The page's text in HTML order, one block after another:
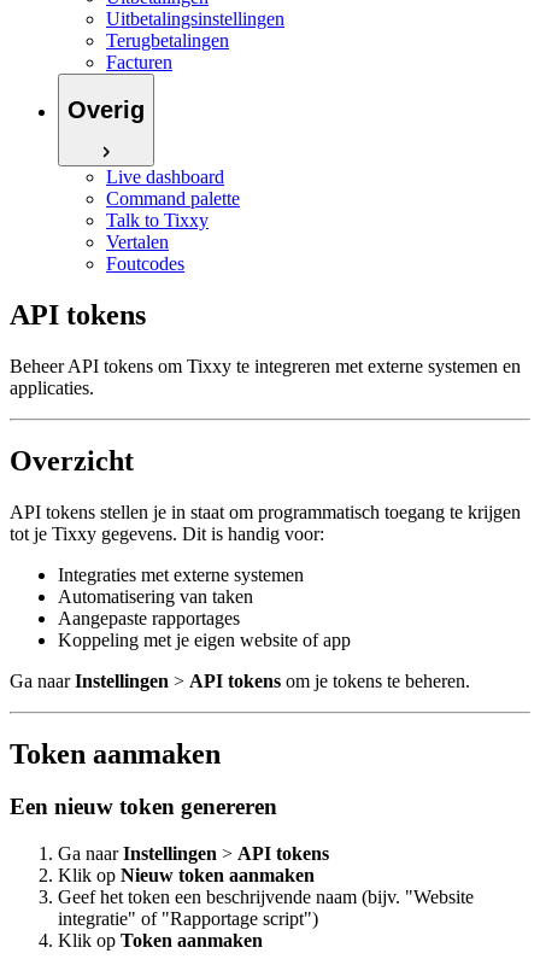
Uitbetalingsinstellingen
Terugbetalingen
Facturen
Overig
Live dashboard
Command palette
Talk to Tixxy
Vertalen
Foutcodes
API tokens
Beheer API tokens om Tixxy te integreren met externe systemen en
applicaties.
Overzicht
API tokens stellen je in staat om programmatisch toegang te krijgen
tot je Tixxy gegevens. Dit is handig voor:
Integraties met externe systemen
Automatisering van taken
Aangepaste rapportages
Koppeling met je eigen website of app
Ga naarInstellingen > API tokens om je tokens te beheren.
Token aanmaken
Een nieuw token genereren
Ga naarInstellingen > API tokens
Klik op Nieuw token aanmaken
Geef het token een beschrijvende naam (bijv. "Website
integratie" of "Rapportage script")
Klik op Token aanmaken